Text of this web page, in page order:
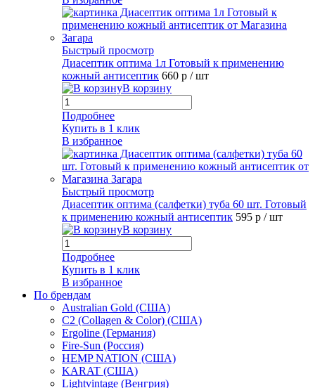
Быстрый просмотр
Диасептик оптима 1л Готовый к применению
кожный антисептик 660 р / шт
В корзину
Подробнее
Купить в 1 клик
В избранное
Быстрый просмотр
Диасептик оптима (салфетки) туба 60 шт. Готовый
к применению кожный антисептик 595 р / шт
В корзину
Подробнее
Купить в 1 клик
В избранное
По брендам
Australian Gold (США)
C2 (Collagen & Color) (США)
Ergoline (Германия)
Fire-Sun (Россия)
HEMP NATION (США)
KARAT (США)
Lightvintage (Венгрия)